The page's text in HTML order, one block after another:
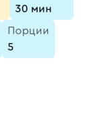
30 мин
Порции
5